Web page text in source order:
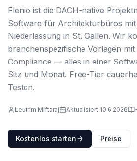
Flenio ist die DACH-native
Software für Architekturbüros mit
Niederlassung in St. Gallen. Wir
branchenspezifische Vorlagen mit
Compliance — alles in einer
Sitz und Monat. Free-Tier
Testen.
Leutrim Miftaraj Aktualisiert 10.6.2026
Kostenlos starten Preise